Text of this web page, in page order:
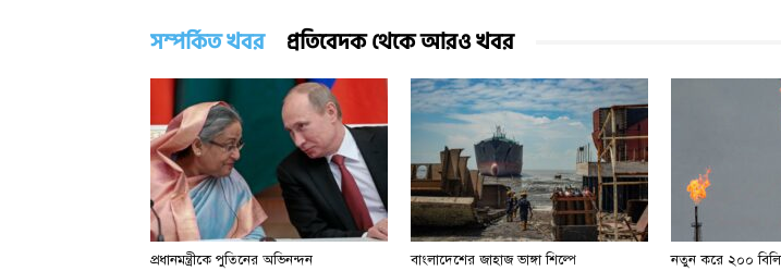
সম্পর্কিত খবর প্রতিবেদক থেকে আরও খবর
প্রধানমন্ত্রীকে পুতিনের অভিনন্দন
বাংলাদেশের জাহাজ ভাঙ্গা শিল্পে
নতুন করে ২০০